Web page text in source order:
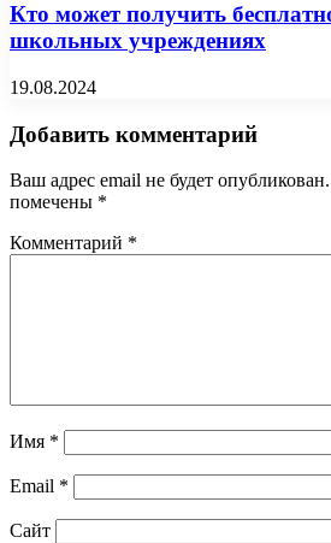
Кто может получить
школьных учреждениях
19.08.2024
Добавить комментарий
Ваш адрес email не будет опубликован.
помечены *
Комментарий *
Имя *
Email *
Сайт